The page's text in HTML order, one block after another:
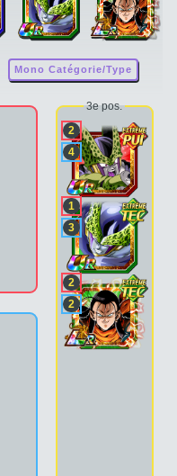
Mono Catégorie/Type
3e pos.
2
4
1
3
2
2